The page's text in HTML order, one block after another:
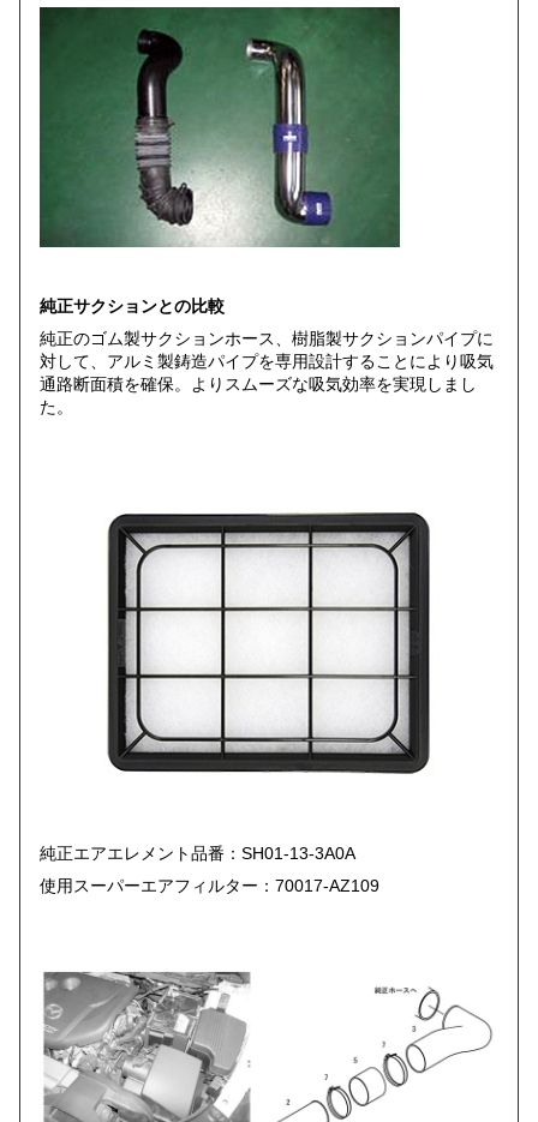
純正サクションとの比較
純正のゴム製サクションホース、樹脂製サクションパイプに
対して、アルミ製鋳造パイプを専用設計することにより吸気
通路断面積を確保。よりスムーズな吸気効率を実現しまし
た。
純正エアエレメント品番：SH01-13-3A0A
使用スーパーエアフィルター：70017-AZ109